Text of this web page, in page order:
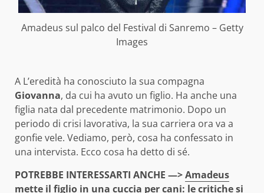
Amadeus sul palco del Festival di Sanremo – Getty
Images
A L’eredità ha conosciuto la sua compagna
Giovanna, da cui ha avuto un figlio. Ha anche una
figlia nata dal precedente matrimonio. Dopo un
periodo di crisi lavorativa, la sua carriera ora va a
gonfie vele. Vediamo, però, cosa ha confessato in
una intervista. Ecco cosa ha detto di sé.
POTREBBE INTERESSARTI ANCHE —>Amadeus
mette il figlio in una cuccia per cani: le critiche si